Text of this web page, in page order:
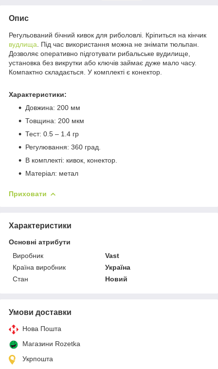
Опис
Регульований бічний кивок для риболовлі. Кріпиться на кінчик
вудлища . Під час використання можна не знімати тюльпан.
Дозволяє оперативно підготувати рибальське вудилище,
установка без викрутки або ключів займає дуже мало часу.
Компактно складається. У комплекті є конектор.
Характеристики:
Довжина: 200 мм
Товщина: 200 мкм
Тест: 0.5 – 1.4 гр
Регулювання: 360 град.
В комплекті: кивок, конектор.
Матеріал: метал
Приховати
Характеристики
Основні атрибути
Виробник
Vast
Країна виробник
Україна
Стан
Новий
Умови доставки
Нова Пошта
Магазини Rozetka
Укрпошта